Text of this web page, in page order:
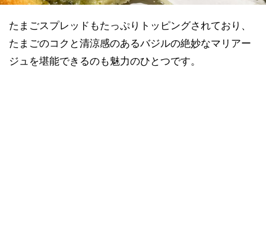
たまごスプレッドもたっぷりトッピングされており、
たまごのコクと清涼感のあるバジルの絶妙なマリアー
ジュを堪能できるのも魅力のひとつです。